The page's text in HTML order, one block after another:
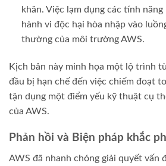
khăn. Việc lạm dụng các tính
hành vi độc hại hòa nhập vào
thường của môi trường AWS.
Kịch bản này minh họa một lộ trình
đầu bị hạn chế đến việc chiếm đoạt
tận dụng một điểm yếu kỹ thuật cụ
của AWS.
Phản hồi và Biện pháp khắc
AWS đã nhanh chóng giải quyết vấn